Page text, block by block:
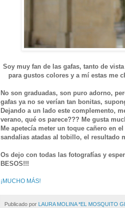
Soy muy fan de las gafas, tanto de
para gustos colores y a mí estas me
No son graduadas, son puro adorno,
gafas ya no se verían tan bonitas,
Dejando a un lado este complemento,
verano, qué os parece??? Me gusta
Me apetecía meter un toque cañero en
sandalias atadas al tobillo, el resultado
Os dejo con todas las fotografías y
BESOS!!!
¡MUCHO MÁS!
Publicado por LAURA MOLINA *EL MOSQUITO